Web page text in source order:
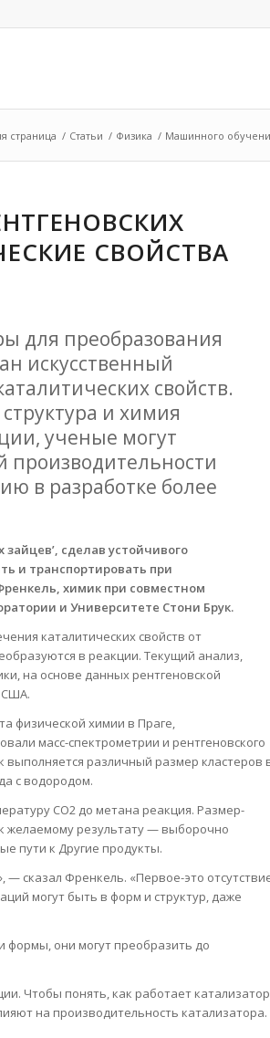
страница / Статьи / Физика / Машинного
СВОЙСТВА
для преобразования
искусственный
свойств.
и химия
ученые могут
производительности
в разработке более
сделав устойчивого
и транспортировать при
химик при совместном
и Университете Стони Брук.
каталитических свойств от
в реакции. Текущий анализ,
на основе данных рентгеновской
США.
физической химии в Праге,
масс-спектрометрии и рентгеновского
различный размер кластеров
с водородом.
СО2 до метана реакция. Размер-
желаемому результату — выборочно
пути к Другие продукты.
— сказал Френкель. «Первое-это
могут быть в форм и структур, даже
формы, они могут преобразить до
Чтобы понять, как работает
на производительность катализатора.